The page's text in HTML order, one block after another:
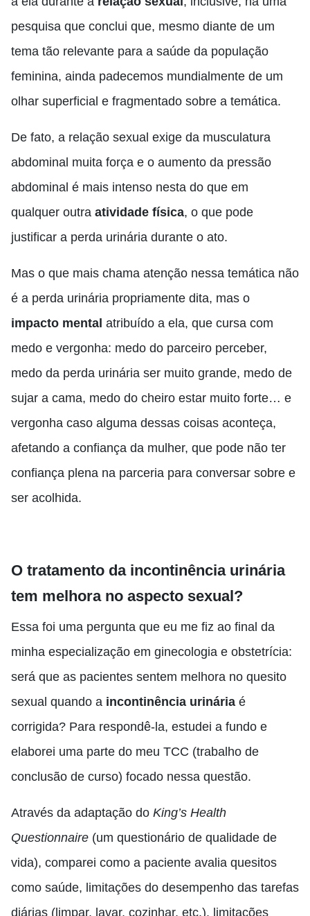
pesquisa que conclui que, mesmo diante de um
tema tão relevante para a saúde da população
feminina, ainda padecemos mundialmente de um
olhar superficial e fragmentado sobre a temática.
De fato, a relação sexual exige da musculatura
abdominal muita força e o aumento da pressão
abdominal é mais intenso nesta do que em
qualquer outra atividade física, o que pode
justificar a perda urinária durante o ato.
Mas o que mais chama atenção nessa temática não
é a perda urinária propriamente dita, mas o
impacto mental atribuído a ela, que cursa com
medo e vergonha: medo do parceiro perceber,
medo da perda urinária ser muito grande, medo de
sujar a cama, medo do cheiro estar muito forte… e
vergonha caso alguma dessas coisas aconteça,
afetando a confiança da mulher, que pode não ter
confiança plena na parceria para conversar sobre e
ser acolhida.
O tratamento da incontinência urinária
tem melhora no aspecto sexual?
Essa foi uma pergunta que eu me fiz ao final da
minha especialização em ginecologia e obstetrícia:
será que as pacientes sentem melhora no quesito
sexual quando a incontinência urinária é
corrigida? Para respondê-la, estudei a fundo e
elaborei uma parte do meu TCC (trabalho de
conclusão de curso) focado nessa questão.
Através da adaptação do King’s Health
Questionnaire (um questionário de qualidade de
vida), comparei como a paciente avalia quesitos
como saúde, limitações do desempenho das tarefas
diárias (limpar, lavar, cozinhar, etc.), limitações